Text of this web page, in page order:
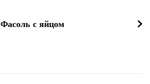
Фасоль с яйцом